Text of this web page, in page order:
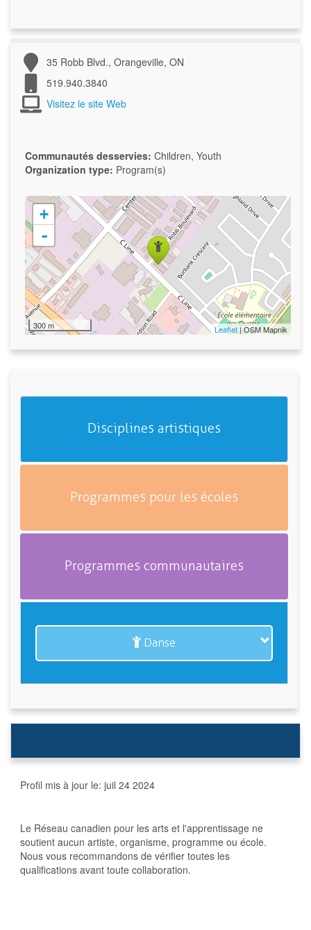
35 Robb Blvd., Orangeville, ON
519.940.3840
Visitez le site Web
Communautés desservies: Children, Youth
Organization type: Program(s)
+
-
300 m Leaflet| OSM Mapnik
Disciplines artistiques
Programmes pour les écoles
Programmes communautaires
Danse
Profil mis à jour le: juil 24 2024
Le Réseau canadien pour les arts et l'apprentissage ne
soutient aucun artiste, organisme, programme ou école.
Nous vous recommandons de vérifier toutes les
qualifications avant toute collaboration.